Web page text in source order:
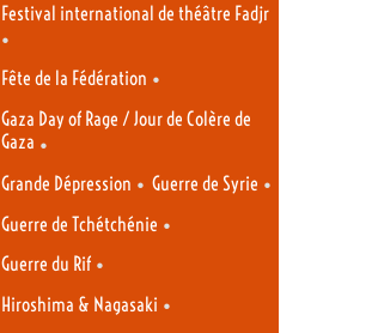
Festival international de théâtre Fadjr
•
Fête de la Fédération •
Gaza Day of Rage / Jour de Colère de
Gaza •
Grande Dépression • Guerre de Syrie •
Guerre de Tchétchénie •
Guerre du Rif •
Hiroshima & Nagasaki •